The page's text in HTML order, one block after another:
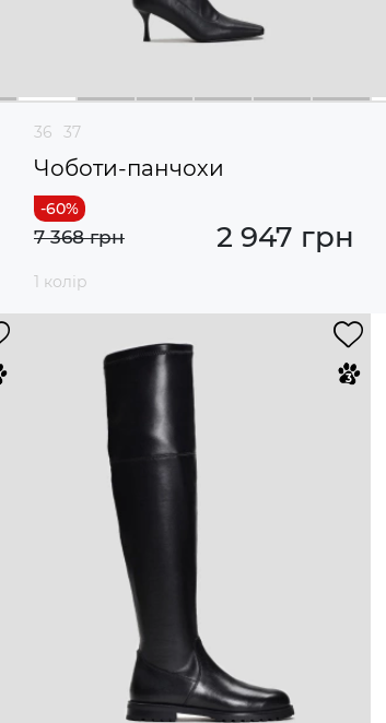
36 37
Чоботи-панчохи
2 947 грн
7 368 грн
1 колір